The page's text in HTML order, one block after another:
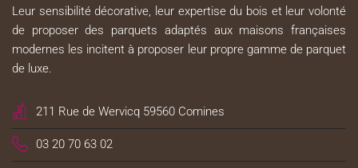
Leur sensibilité décorative, leur expertise du bois et leur volonté
de proposer des parquets adaptés aux maisons françaises
modernes les incitent à proposer leur propre gamme de parquet
de luxe.
211 Rue de Wervicq 59560 Comines
03 20 70 63 02